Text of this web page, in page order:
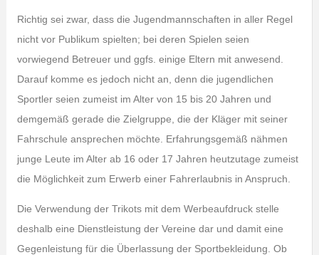
Richtig sei zwar, dass die Jugendmannschaften in aller Regel
nicht vor Publikum spielten; bei deren Spielen seien
vorwiegend Betreuer und ggfs. einige Eltern mit anwesend.
Darauf komme es jedoch nicht an, denn die jugendlichen
Sportler seien zumeist im Alter von 15 bis 20 Jahren und
demgemäß gerade die Zielgruppe, die der Kläger mit seiner
Fahrschule ansprechen möchte. Erfahrungsgemäß nähmen
junge Leute im Alter ab 16 oder 17 Jahren heutzutage zumeist
die Möglichkeit zum Erwerb einer Fahrerlaubnis in Anspruch.
Die Verwendung der Trikots mit dem Werbeaufdruck stelle
deshalb eine Dienstleistung der Vereine dar und damit eine
Gegenleistung für die Überlassung der Sportbekleidung. Ob